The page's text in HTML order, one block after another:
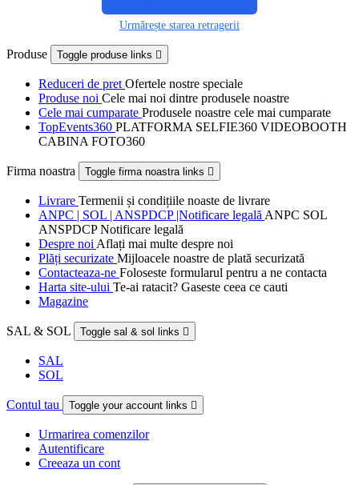
Urmărește starea retragerii
Produse Toggle produse links 
Reduceri de pret Ofertele nostre speciale
Produse noi Cele mai noi dintre produsele noastre
Cele mai cumparate Produsele noastre cele mai cumparate
TopEvents360 PLATFORMA SELFIE360 VIDEOBOOTH
CABINA FOTO360
Firma noastra Toggle firma noastra links 
Livrare Termenii și condițiile noaste de livrare
ANPC | SOL | ANSPDCP |Notificare legală ANPC SOL
ANSPDCP Notificare legală
Despre noi Aflați mai multe despre noi
Plăți securizate Mijloacele noastre de plată securizată
Contacteaza-ne Foloseste formularul pentru a ne contacta
Harta site-ului Te-ai ratacit? Gaseste ceea ce cauti
Magazine
SAL & SOL Toggle sal & sol links 
SAL
SOL
Contul tau Toggle your account links 
Urmarirea comenzilor
Autentificare
Creeaza un cont